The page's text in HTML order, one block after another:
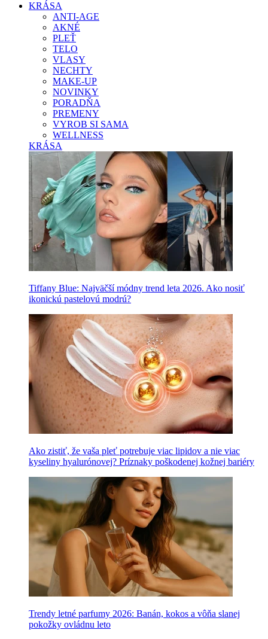
KRÁSA
ANTI-AGE
AKNÉ
PLEŤ
TELO
VLASY
NECHTY
MAKE-UP
NOVINKY
PORADŇA
PREMENY
VYROB SI SAMA
WELLNESS
KRÁSA
Tiffany Blue: Najväčší módny trend leta 2026. Ako nosiť
ikonickú pastelovú modrú?
Ako zistiť, že vaša pleť potrebuje viac lipidov a nie viac
kyseliny hyalurónovej? Príznaky poškodenej kožnej bariéry
Trendy letné parfumy 2026: Banán, kokos a vôňa slanej
pokožky ovládnu leto